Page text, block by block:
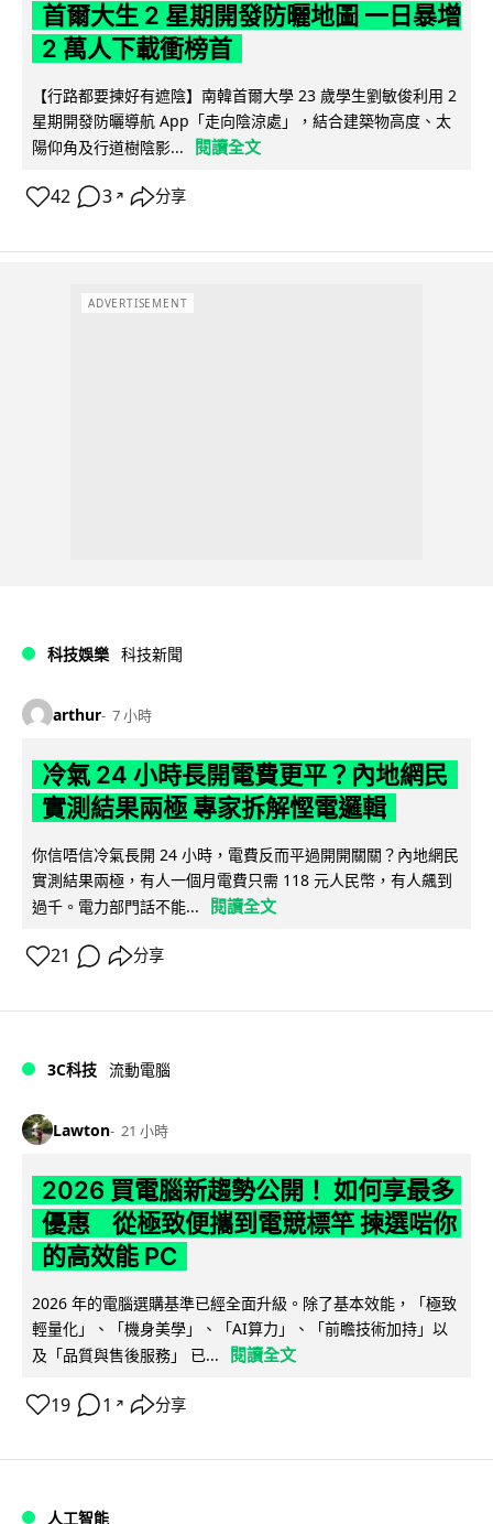
首爾大生 2 星期開發防曬地圖 一日暴增
2 萬人下載衝榜首
【行路都要揀好有遮陰】南韓首爾大學 23 歲學生劉敏俊利用 2
星期開發防曬導航 App「走向陰涼處」，結合建築物高度、太
陽仰角及行道樹陰影...
閱讀全文
42 3 ↗ 分享
ADVERTISEMENT
科技娛樂 科技新聞
arthur 7 小時
冷氣 24 小時長開電費更平？內地網民
實測結果兩極 專家拆解慳電邏輯
你信唔信冷氣長開 24 小時，電費反而平過開開關關？內地網民
實測結果兩極，有人一個月電費只需 118 元人民幣，有人飆到
過千。電力部門話不能...
閱讀全文
21 分享
3C科技 流動電腦
Lawton 21 小時
2026 買電腦新趨勢公開！ 如何享最多
優惠 從極致便攜到電競標竿 揀選啱你
的高效能 PC
2026 年的電腦選購基準已經全面升級。除了基本效能，「極致
輕量化」、「機身美學」、「AI算力」、「前瞻技術加持」以
及「品質與售後服務」 已...
閱讀全文
19 1 ↗ 分享
人工智能